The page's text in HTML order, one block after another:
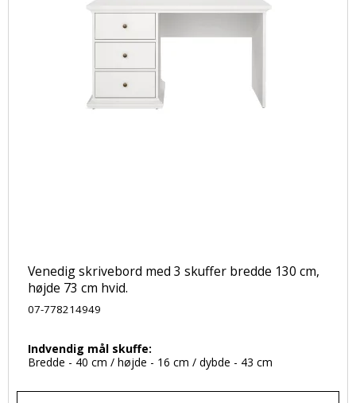
Venedig skrivebord med 3 skuffer bredde 130 cm,
højde 73 cm hvid.
07-778214949
Indvendig mål skuffe:
Bredde - 40 cm / højde - 16 cm / dybde - 43 cm